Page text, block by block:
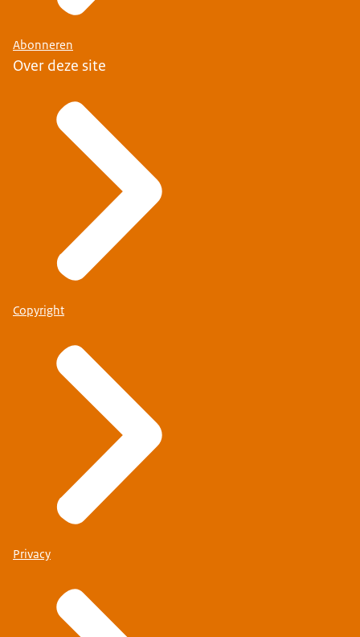
Abonneren
Over deze site
Copyright
Privacy